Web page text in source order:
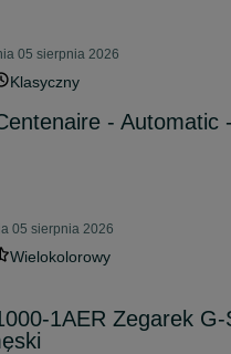
05 sierpnia 2026
Klasyczny
- Automatic
05 sierpnia 2026
Wielokolorowy
1AER Zegarek G-